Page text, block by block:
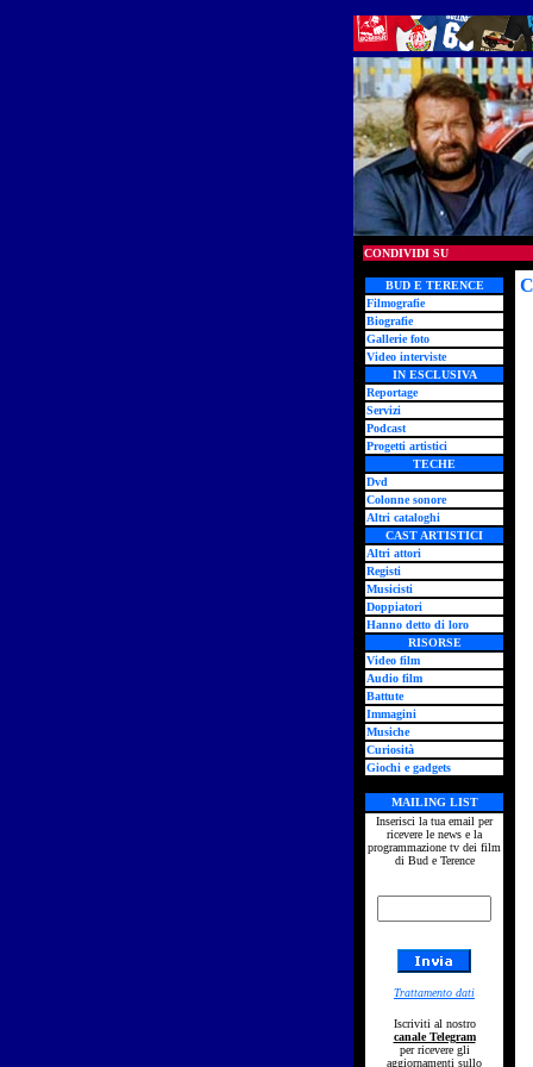
CONDIVIDI SU
BUD E TERENCE
Filmografie
Biografie
Gallerie foto
Video interviste
IN ESCLUSIVA
Reportage
Servizi
Podcast
Progetti artistici
TECHE
Dvd
Colonne sonore
Altri cataloghi
CAST ARTISTICI
Altri attori
Registi
Musicisti
Doppiatori
Hanno detto di loro
RISORSE
Video film
Audio film
Battute
Immagini
Musiche
Curiosità
Giochi e gadgets
MAILING LIST
Inserisci la tua email per
ricevere le news e la
programmazione tv dei film
di Bud e Terence
Trattamento dati
Iscriviti al nostro
canale Telegram
per ricevere gli
aggiornamenti sullo